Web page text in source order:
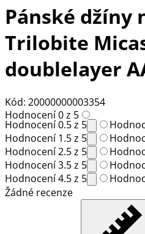
Pánské džíny
Trilobite
doublelayer
Kód: 20000000003354
Hodnocení 0 z 5
Hodnocení 0.5 z 5
Hodnocení 1.5 z 5
Hodnocení 2.5 z 5
Hodnocení 3.5 z 5
Hodnocení 4.5 z 5
Žádné recenze